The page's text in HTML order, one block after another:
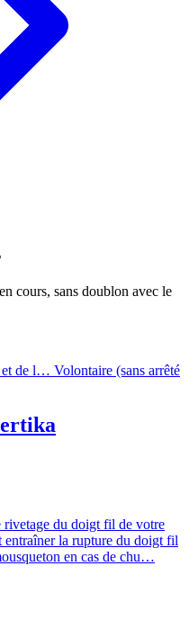
cours, sans doublon avec le
et de l… Volontaire (sans arrêté
du doigt fil de votre
entraîner la rupture du doigt fil
en cas de chu…